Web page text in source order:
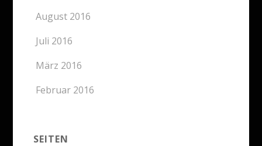
August 2016
Juli 2016
März 2016
Februar 2016
SEITEN